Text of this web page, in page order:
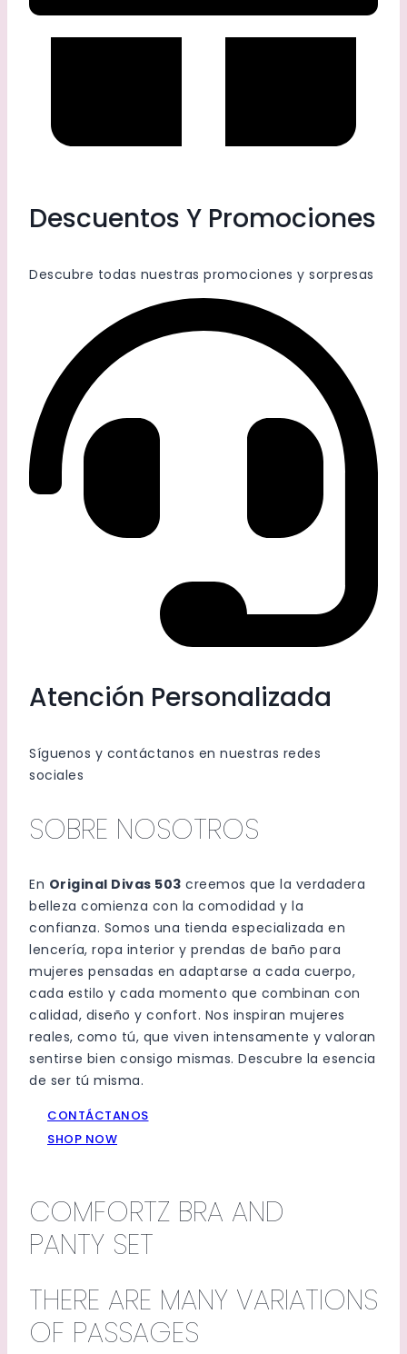
Descuentos Y Promociones
Descubre todas nuestras promociones y sorpresas
Atención Personalizada
Síguenos y contáctanos en nuestras redes
sociales
SOBRE NOSOTROS
En Original Divas 503 creemos que la verdadera
belleza comienza con la comodidad y la
confianza. Somos una tienda especializada en
lencería, ropa interior y prendas de baño para
mujeres pensadas en adaptarse a cada cuerpo,
cada estilo y cada momento que combinan con
calidad, diseño y confort. Nos inspiran mujeres
reales, como tú, que viven intensamente y valoran
sentirse bien consigo mismas. Descubre la esencia
de ser tú misma.
CONTÁCTANOS
SHOP NOW
COMFORTZ BRA AND
PANTY SET
THERE ARE MANY VARIATIONS
OF PASSAGES